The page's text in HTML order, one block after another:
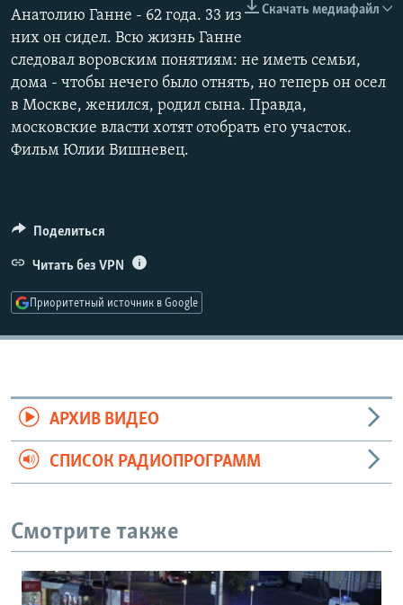
РАСПИСАНИЕ ВЕЩАНИЯ
ПОДПИШИТЕСЬ НА РАССЫЛКУ
СОЦИАЛЬНЫЕ СЕТИ
Скачать медиафайл
Анатолию Ганне - 62 года. 33 из
них он сидел. Всю жизнь Ганне
следовал воровским понятиям: не иметь семьи,
дома - чтобы нечего было отнять, но теперь он осел
в Москве, женился, родил сына. Правда,
московские власти хотят отобрать его участок.
Фильм Юлии Вишневец.
Поделиться
Читать без VPN
Приоритетный источник в Google
АРХИВ ВИДЕО
СПИСОК РАДИОПРОГРАММ
Смотрите также